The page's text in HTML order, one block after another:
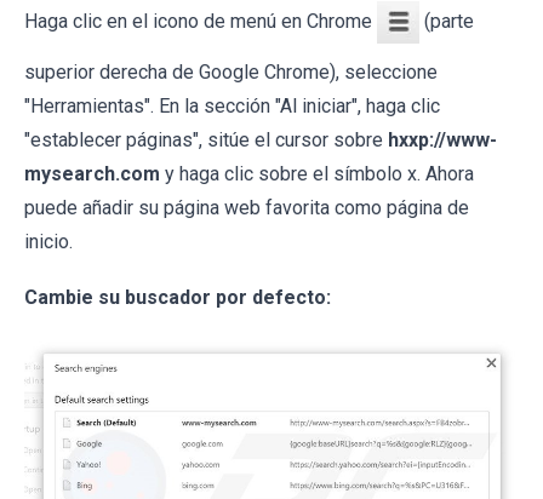
Haga clic en el icono de menú en Chrome (parte
superior derecha de Google Chrome), seleccione
"Herramientas". En la sección "Al iniciar", haga clic
"establecer páginas", sitúe el cursor sobre hxxp://www-
mysearch.com y haga clic sobre el símbolo x. Ahora
puede añadir su página web favorita como página de
inicio.
Cambie su buscador por defecto: